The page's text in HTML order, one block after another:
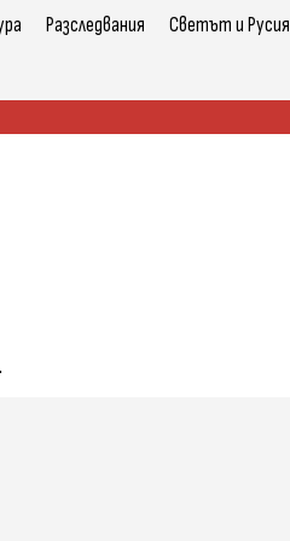
Разследвания Светът и Русия